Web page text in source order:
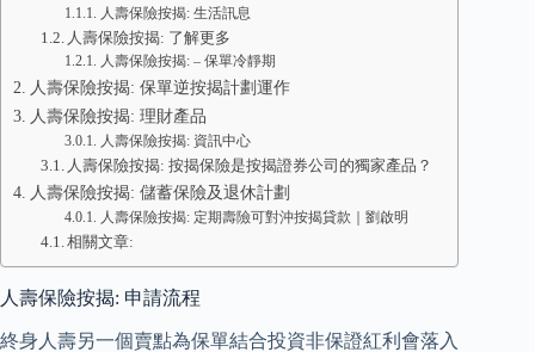
人壽保險按揭: 生活訊息
人壽保險按揭: 了解更多
人壽保險按揭: – 保單冷靜期
人壽保險按揭: 保單逆按揭計劃運作
人壽保險按揭: 理財產品
人壽保險按揭: 資訊中心
人壽保險按揭: 按揭保險是按揭證券公司的獨家產品？
人壽保險按揭: 儲蓄保險及退休計劃
人壽保險按揭: 定期壽險可對沖按揭貸款｜劉啟明
相關文章:
人壽保險按揭: 申請流程
終身人壽另一個賣點為保單結合投資非保證紅利會落入